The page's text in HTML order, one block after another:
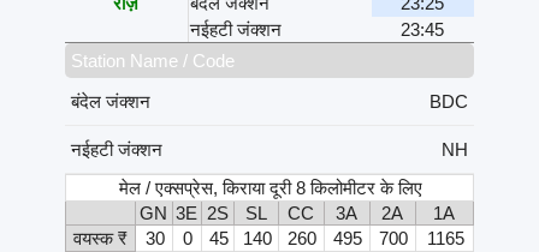
नईहटी जंक्शन
23:45
Station Name / Code
बंदेल जंक्शन
BDC
नईहटी जंक्शन
NH
मेल / एक्सप्रेस, किराया दूरी 8 किलोमीटर के लिए
GN 3E 2S SL CC 3A 2A
1A
वयस्क ₹
30 0 45 140 260 495 700
1165